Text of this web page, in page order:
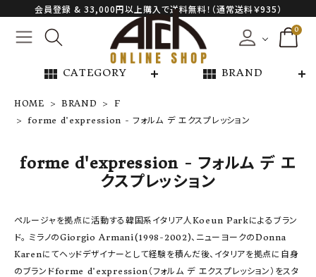
会員登録 & 33,000円以上購入で送料無料！（通常送料￥935）
0
view_module CATEGORY view_module BRAND
ARCH EXCLUSIVE
CATEGORY
HOME BRAND
F
forme d'expression - フォルム デ エクスプレッション
forme d'expression - フォルム デ エ
クスプレッション
ペルージャを拠点に活動する韓国系イタリア人Koeun Parkによるブラン
ド。 ミラノのGiorgio Armani(1998-2002)、ニューヨークのDonna
Karenにてヘッドデザイナーとして経験を積んだ後、イタリアを拠点に自身
のブランドforme d'expression（フォルム デ エクスプレッション）をスタ